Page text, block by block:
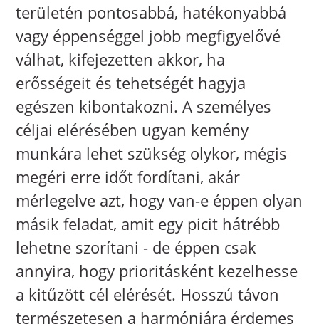
területén pontosabbá, hatékonyabbá
vagy éppenséggel jobb megfigyelővé
válhat, kifejezetten akkor, ha
erősségeit és tehetségét hagyja
egészen kibontakozni. A személyes
céljai elérésében ugyan kemény
munkára lehet szükség olykor, mégis
megéri erre időt fordítani, akár
mérlegelve azt, hogy van-e éppen olyan
másik feladat, amit egy picit hátrébb
lehetne szorítani - de éppen csak
annyira, hogy prioritásként kezelhesse
a kitűzött cél elérését. Hosszú távon
természetesen a harmóniára érdemes